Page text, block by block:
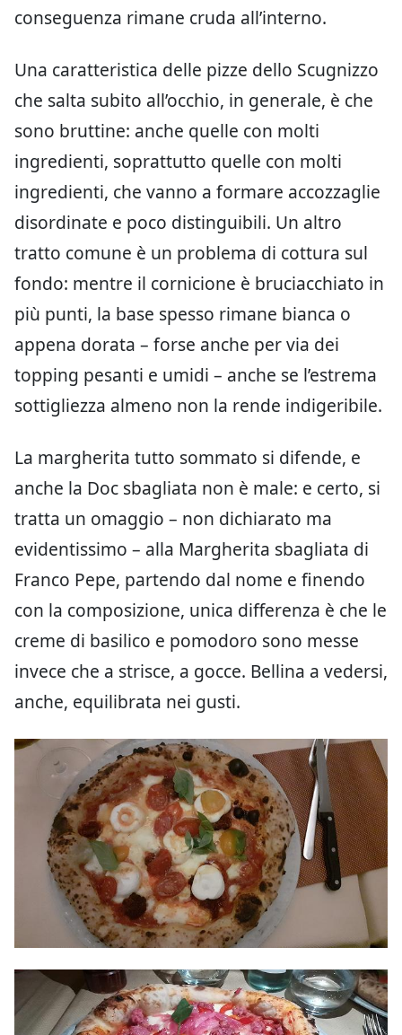
conseguenza rimane cruda all’interno.
Una caratteristica delle pizze dello Scugnizzo
che salta subito all’occhio, in generale, è che
sono bruttine: anche quelle con molti
ingredienti, soprattutto quelle con molti
ingredienti, che vanno a formare accozzaglie
disordinate e poco distinguibili. Un altro
tratto comune è un problema di cottura sul
fondo: mentre il cornicione è bruciacchiato in
più punti, la base spesso rimane bianca o
appena dorata – forse anche per via dei
topping pesanti e umidi – anche se l’estrema
sottigliezza almeno non la rende indigeribile.
La margherita tutto sommato si difende, e
anche la Doc sbagliata non è male: e certo, si
tratta un omaggio – non dichiarato ma
evidentissimo – alla Margherita sbagliata di
Franco Pepe, partendo dal nome e finendo
con la composizione, unica differenza è che le
creme di basilico e pomodoro sono messe
invece che a strisce, a gocce. Bellina a vedersi,
anche, equilibrata nei gusti.